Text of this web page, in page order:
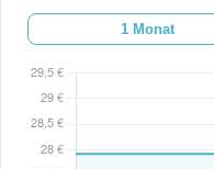
1 Monat